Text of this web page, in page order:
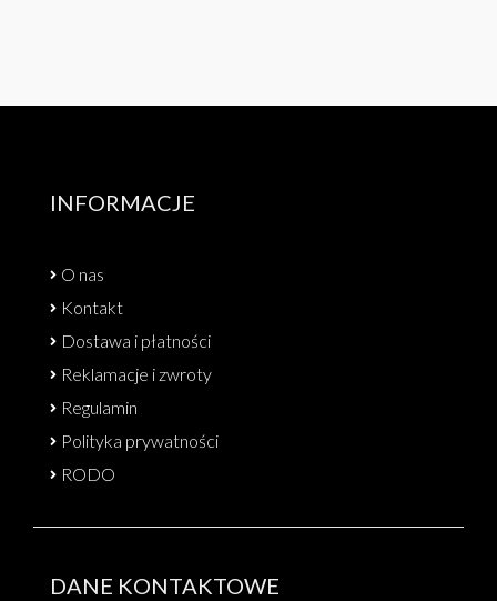
INFORMACJE
O nas
Kontakt
Dostawa i płatności
Reklamacje i zwroty
Regulamin
Polityka prywatności
RODO
DANE KONTAKTOWE